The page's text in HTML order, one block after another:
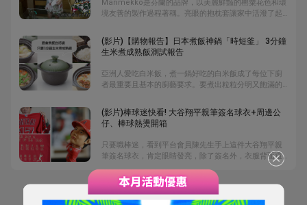
Marimekko是芬蘭的品牌，以美麗鮮豔的罌粟花色和環
境友善的製作過程著稱。亮眼的抱枕套讓家中活潑了起
買東西都先上平台查價錢就變成了習慣；而日本國民品
牌Iris Ohyama出的這款吸塵器更是高CP值，且外型簡
單美觀，放在家中任何一處都不顯突兀。
(影片)【購物報告】日本煮飯神鍋「時短釜」 3分鐘
生米煮成熟飯測試報告
亞洲人愛吃白米飯，煮一鍋好吃的白米飯成了每位下廚
者最重要且基本的廚藝要求。要煮出粒粒分明又飽滿的
的煮飯鍋更是關鍵。多數人講究方便而用電子鍋，但土
鍋煮飯好吃，容錯率低，也不用時時刻刻去關心火的狀
況，非常適合家庭使用。【樂淘購物報告】請來料理達
人花花，要來測試日本現在正流行的「時短釜」，是否
真的那麼好用，竟然只要3分鐘，就可以把生米煮成熟
飯......
(影片)棒球迷快看! 大谷翔平親筆簽名球衣+周邊公
仔、棒球熱燙開箱
只要職棒迷，看到平台會員陳先生手上這件大谷翔平親
筆簽名球衣，肯定眼睛發亮，除了簽名外，衣服背面還
有加註他在MLB第一年的投打成績，非常珍貴。另外，
陳先生還加碼分享一件大谷翔平在日本火腿隊，2015年
得到投手三冠王頭銜的紀念球衣，以及公仔、棒球等，
趕快來看。陳先生是棒球愛好者，也歡迎對棒球有興趣